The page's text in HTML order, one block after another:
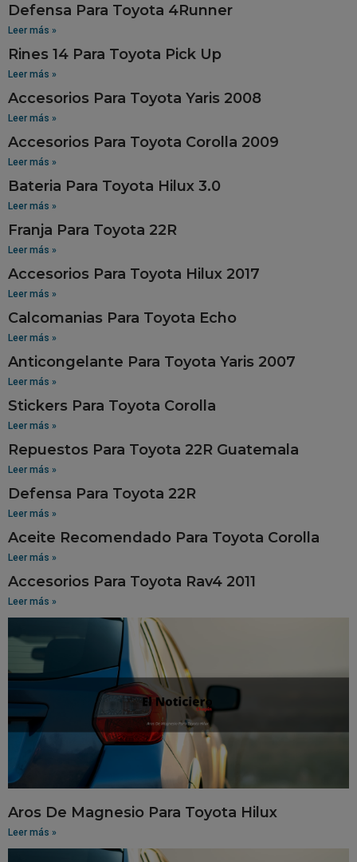
Defensa Para Toyota 4Runner
Leer más »
Rines 14 Para Toyota Pick Up
Leer más »
Accesorios Para Toyota Yaris 2008
Leer más »
Accesorios Para Toyota Corolla 2009
Leer más »
Bateria Para Toyota Hilux 3.0
Leer más »
Franja Para Toyota 22R
Leer más »
Accesorios Para Toyota Hilux 2017
Leer más »
Calcomanias Para Toyota Echo
Leer más »
Anticongelante Para Toyota Yaris 2007
Leer más »
Stickers Para Toyota Corolla
Leer más »
Repuestos Para Toyota 22R Guatemala
Leer más »
Defensa Para Toyota 22R
Leer más »
Aceite Recomendado Para Toyota Corolla
Leer más »
Accesorios Para Toyota Rav4 2011
Leer más »
Aros De Magnesio Para Toyota Hilux
Leer más »